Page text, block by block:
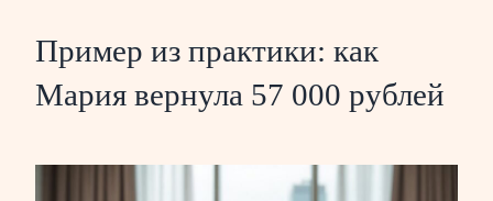
Пример из практики: как
Мария вернула 57 000 рублей